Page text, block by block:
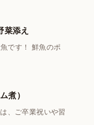
菜添え
です！ 鮮魚のポ
煮）
、ご卒業祝いや習